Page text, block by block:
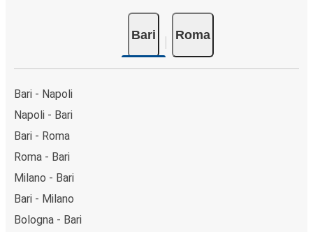
Bari Roma
Bari - Napoli
Napoli - Bari
Bari - Roma
Roma - Bari
Milano - Bari
Bari - Milano
Bologna - Bari